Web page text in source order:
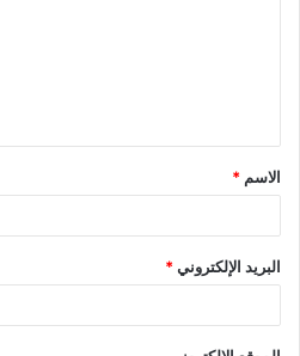
الاسم *
البريد الإلكتروني*